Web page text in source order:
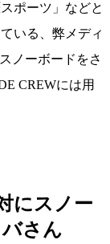
ポーツ」などと
いる、弊メディ
ノーボードをさ
CREWには用
にスノー
さん